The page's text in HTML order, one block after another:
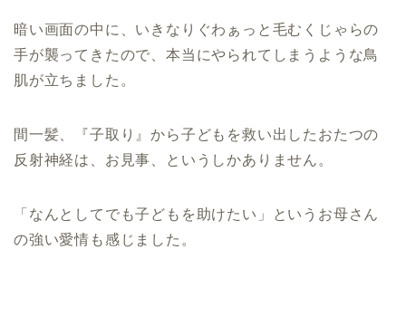
暗い画面の中に、いきなりぐわぁっと毛むくじゃらの
手が襲ってきたので、本当にやられてしまうような鳥
肌が立ちました。
間一髪、『子取り』から子どもを救い出したおたつの
反射神経は、お見事、というしかありません。
「なんとしてでも子どもを助けたい」というお母さん
の強い愛情も感じました。